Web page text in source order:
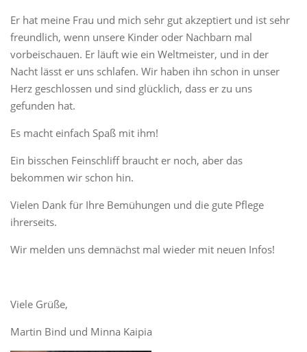
Er hat meine Frau und mich sehr gut akzeptiert und ist sehr
freundlich, wenn unsere Kinder oder Nachbarn mal
vorbeischauen. Er läuft wie ein Weltmeister, und in der
Nacht lässt er uns schlafen. Wir haben ihn schon in unser
Herz geschlossen und sind glücklich, dass er zu uns
gefunden hat.
Es macht einfach Spaß mit ihm!
Ein bisschen Feinschliff braucht er noch, aber das
bekommen wir schon hin.
Vielen Dank für Ihre Bemühungen und die gute Pflege
ihrerseits.
Wir melden uns demnächst mal wieder mit neuen Infos!
Viele Grüße,
Martin Bind und Minna Kaipia